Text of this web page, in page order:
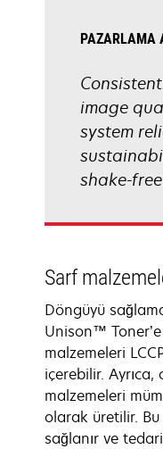
PAZARLAMA
image
system
shake-
Sarf
Döngüyü
Unison™
malzemeleri
içerebilir.
malzemeleri
olarak üretilir.
sağlanır ve